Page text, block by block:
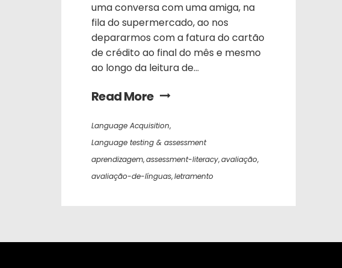
uma conversa com uma amiga, na
fila do supermercado, ao nos
depararmos com a fatura do cartão
de crédito ao final do mês e mesmo
ao longo da leitura de...
Read More
Language Acquisition,
Language testing & assessment
aprendizagem,assessment-literacy,avaliação,
avaliação-de-línguas,letramento